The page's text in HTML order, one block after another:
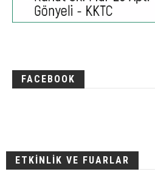
FACEBOOK
ETKİNLİK VE FUARLAR